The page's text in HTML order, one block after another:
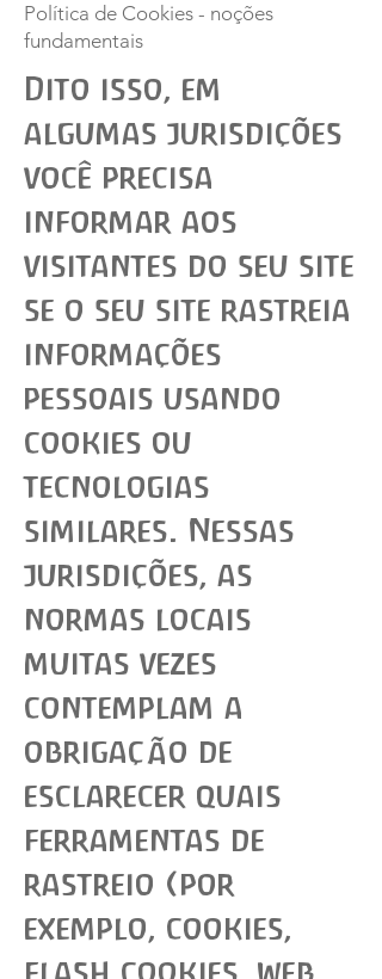
Política de Cookies - noções
fundamentais
Dito isso, em
algumas jurisdições
você precisa
informar aos
visitantes do seu site
se o seu site rastreia
informações
pessoais usando
cookies ou
tecnologias
similares. Nessas
jurisdições, as
normas locais
muitas vezes
contemplam a
obrigação de
esclarecer quais
ferramentas de
rastreio (por
exemplo, cookies,